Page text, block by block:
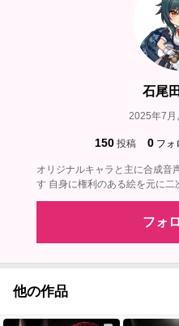
石尾
2025年7月
150 投稿 0 フォ
オリジナルキャラと主に合成音
す 自身に権利のある絵を元に
フォ
他の作品